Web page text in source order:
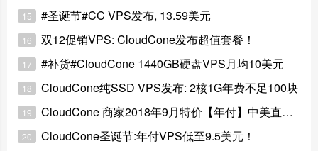
15 #圣诞节#CC VPS发布, 13.59美元
16 双12促销VPS: CloudCone发布超值套餐！
17 #补货#CloudCone 1440GB硬盘VPS月均10美元
18 CloudCone纯SSD VPS发布: 2核1G年费不足100块
19 CloudCone 商家2018年9月特价【年付】中美直连VPS清单
20 CloudCone圣诞节:年付VPS低至9.5美元！